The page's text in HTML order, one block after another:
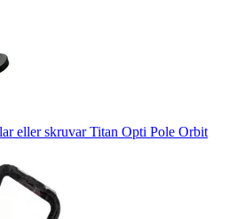
eller skruvar Titan Opti Pole Orbit